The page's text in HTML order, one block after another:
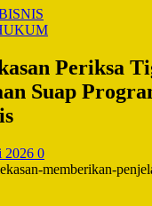
Periksa
Suap
2026 0